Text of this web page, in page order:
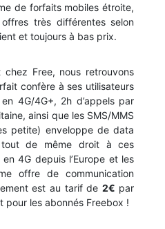
de forfaits mobiles étroite,
très différentes selon
et toujours à bas prix.
chez Free, nous retrouvons
confère à ses utilisateurs
4G/4G+, 2h d’appels par
ainsi que les SMS/MMS
petite) enveloppe de data
tout de même droit à ces
4G depuis l’Europe et les
offre de communication
est au tarif de 2€ par
pour les abonnés Freebox !